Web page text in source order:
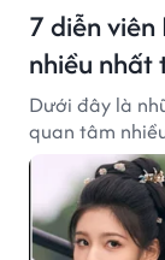
7 diễn
nhiều nhất
Dưới đây là
quan tâm